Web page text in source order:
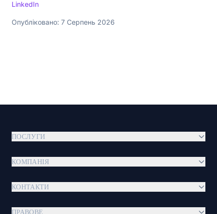
LinkedIn
Опубліковано: 7 Серпень 2026
ПОСЛУГИ
КОМПАНІЯ
КОНТАКТИ
ПРАВОВЕ